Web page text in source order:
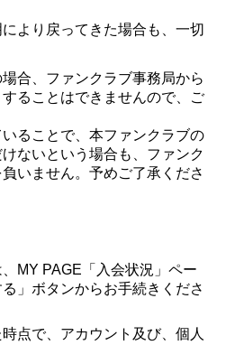
より戻ってきた場合も、一切
合、ファンクラブ事務局から
ることはできませんので、ご
ることで、本ファンクラブの
ないという場合も、ファンク
いません。予めご了承くださ
MY PAGE「入会状況」ペー
」ボタンからお手続きくださ
点で、アカウント及び、個人